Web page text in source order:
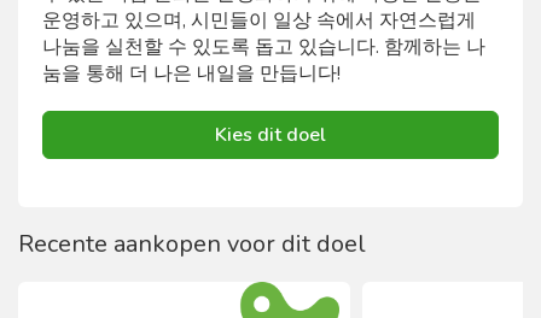
운영하고 있으며, 시민들이 일상 속에서 자연스럽게
나눔을 실천할 수 있도록 돕고 있습니다. 함께하는 나
눔을 통해 더 나은 내일을 만듭니다!
Kies dit doel
Recente aankopen voor dit doel